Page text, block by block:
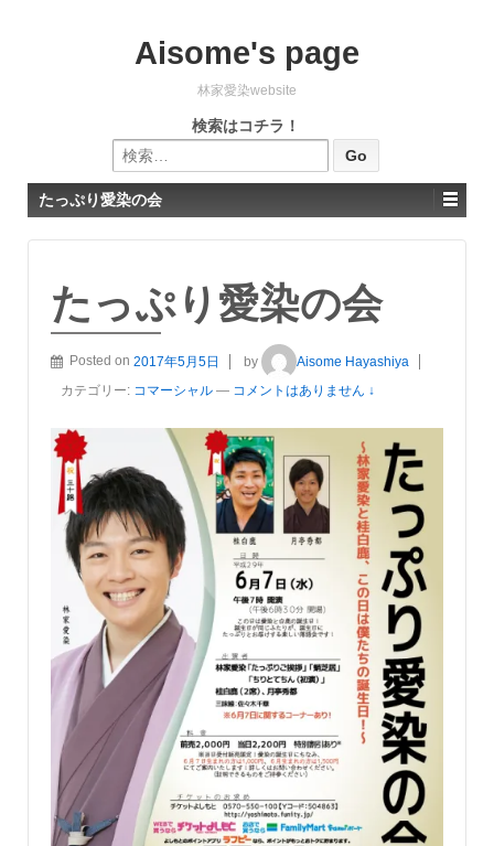
Aisome's page
林家愛染website
検索はコチラ！
検索:
たっぷり愛染の会
たっぷり愛染の会
Posted on 2017年5月5日 by
Aisome Hayashiya
カテゴリー: コマーシャル — コメントはありません ↓